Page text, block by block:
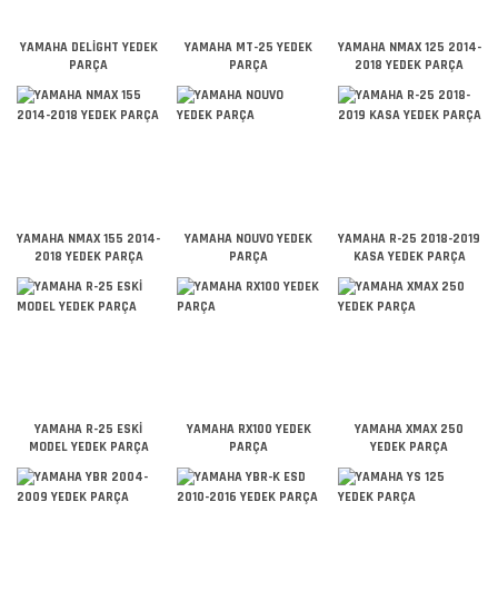
YAMAHA DELİGHT YEDEK
PARÇA
YAMAHA MT-25 YEDEK
PARÇA
YAMAHA NMAX 125 2014-
2018 YEDEK PARÇA
YAMAHA NMAX 155 2014-
2018 YEDEK PARÇA
YAMAHA NOUVO YEDEK
PARÇA
YAMAHA R-25 2018-2019
KASA YEDEK PARÇA
YAMAHA R-25 ESKİ
MODEL YEDEK PARÇA
YAMAHA RX100 YEDEK
PARÇA
YAMAHA XMAX 250
YEDEK PARÇA